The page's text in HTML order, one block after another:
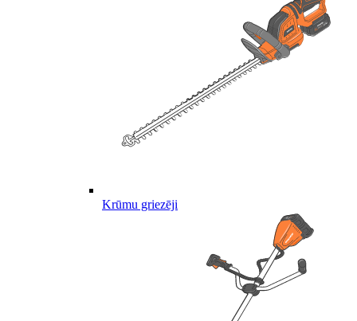
Krūmu griezēji